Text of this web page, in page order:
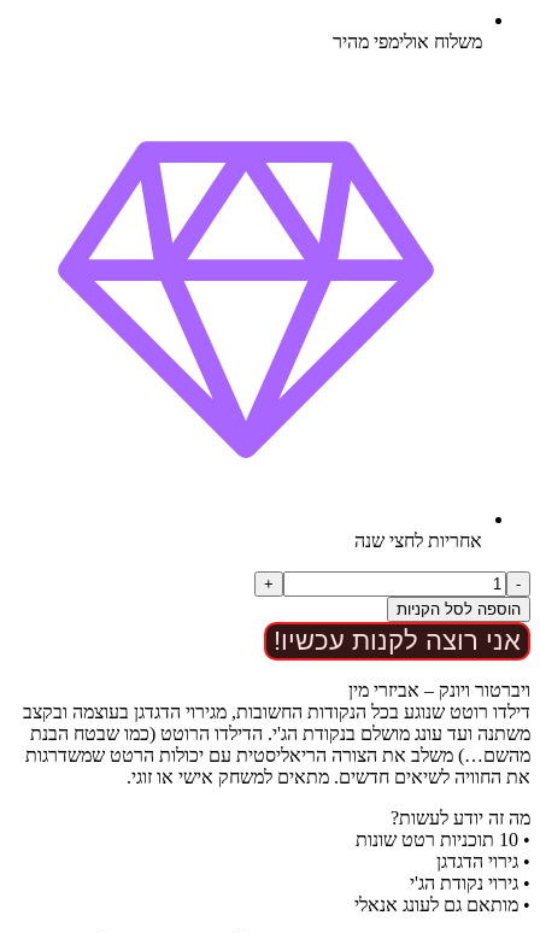
משלוח אולימפי מהיר
אחריות לחצי שנה
כמות
של
סטראפלס
דילדו
חלומי
-
+
הוספה לסל הקניות
אני רוצה לקנות עכשיו!
ויברטור ויונק – אביזרי מין
דילדו רוטט שנוגע בכל הנקודות החשובות, מגירוי הדגדגן בעוצמה ובקצב
משתנה ועד עונג מושלם בנקודת הג'י. הדילדו הרוטט (כמו שבטח הבנת
מהשם…) משלב את הצורה הריאליסטית עם יכולות הרטט שמשדרגות
את החוויה לשיאים חדשים. מתאים למשחק אישי או זוגי.
מה זה יודע לעשות?
• 10 תוכניות רטט שונות
• גירוי הדגדגן
• גירוי נקודת הג'י
• מותאם גם לעונג אנאלי